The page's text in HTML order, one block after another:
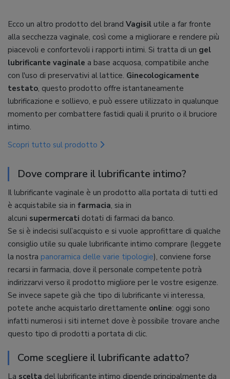
Ecco un altro prodotto del brand Vagisil utile a far fronte
alla secchezza vaginale, così come a migliorare e rendere più
piacevoli e confortevoli i rapporti intimi. Si tratta di un gel
lubrificante vaginale a base acquosa, compatibile anche
con l'uso di preservativi al lattice. Ginecologicamente
testato, questo prodotto offre istantaneamente
lubrificazione e sollievo, e può essere utilizzato in qualunque
momento per combattere fastidi quali il prurito o il bruciore
intimo.
Scopri tutto sul prodotto
Dove comprare il lubrificante intimo?
Il lubrificante vaginale è un prodotto alla portata di tutti ed
è acquistabile sia in farmacia, sia in
alcuni supermercati dotati di farmaci da banco.
Se si è indecisi sull’acquisto e si vuole approfittare di qualche
consiglio utile su quale lubrificante intimo comprare (leggete
la nostra panoramica delle varie tipologie), conviene forse
recarsi in farmacia, dove il personale competente potrà
indirizzarvi verso il prodotto migliore per le vostre esigenze.
Se invece sapete già che tipo di lubrificante vi interessa,
potete anche acquistarlo direttamente online: oggi sono
infatti numerosi i siti internet dove è possibile trovare anche
questo tipo di prodotti a portata di clic.
Come scegliere il lubrificante adatto?
La scelta del lubrificante intimo dipende principalmente da